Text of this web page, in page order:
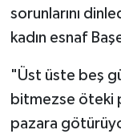
sorunlarını
kadın esnaf
"Üst üste beş
bitmezse öteki
pazara